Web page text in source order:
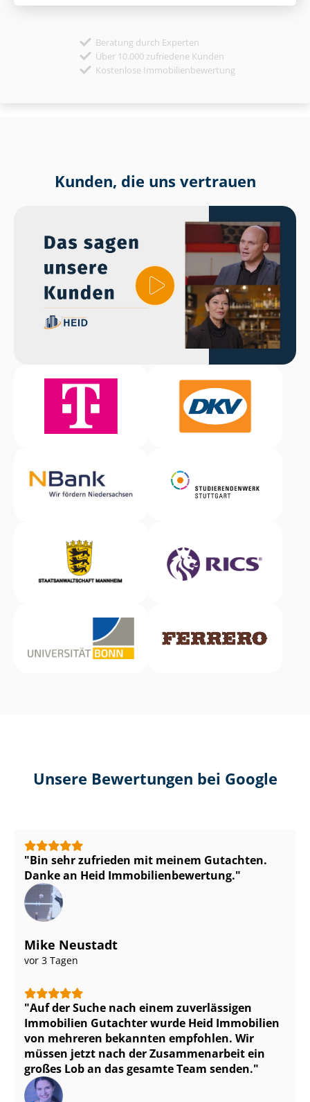
Beratung durch Experten
Über 10.000 zufriedene Kunden
Kostenlose Immobilienbewertung
Kunden, die uns vertrauen
Unsere Bewertungen bei Google
Bin sehr zufrieden mit meinem Gutachten.
Danke an Heid Im­mo­bi­li­en­be­wer­tung.
Mike Neustadt
vor 3 Tagen
Auf der Suche nach einem zuverlässigen
Immobilien Gutachter wurde Heid Immobilien
von mehreren bekannten empfohlen. Wir
müssen jetzt nach der Zusammenarbeit ein
großes Lob an das gesamte Team senden.